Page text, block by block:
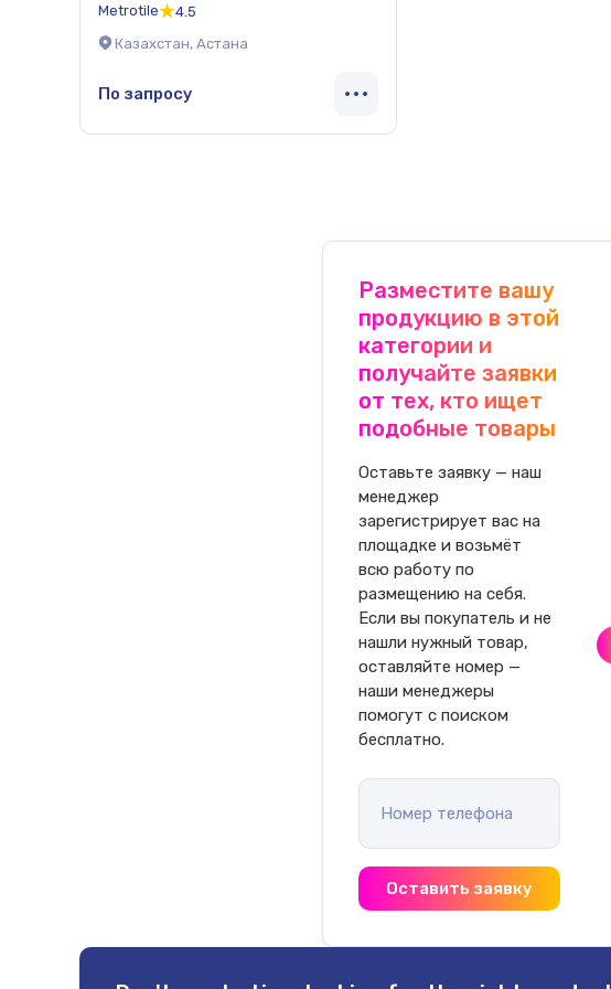
Metrotile
4.5
Казахстан, Астана
По запросу
Разместите вашу
продукцию в этой
категории и
получайте заявки
от тех, кто ищет
подобные товары
Оставьте заявку — наш
менеджер
зарегистрирует вас на
площадке и возьмёт
всю работу по
размещению на себя.
Если вы покупатель и не
нашли нужный товар,
оставляйте номер —
наши менеджеры
помогут с поиском
бесплатно.
Номер телефона
Оставить заявку